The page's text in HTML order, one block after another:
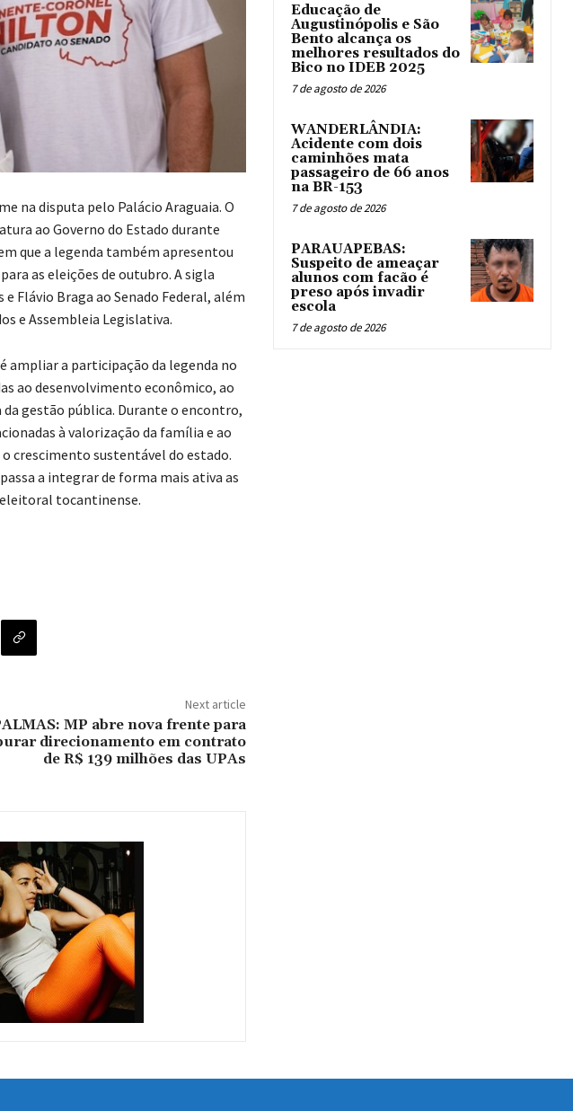
na disputa pelo Palácio Araguaia. O
ao Governo do Estado durante
que a legenda também apresentou
as eleições de outubro. A sigla
Flávio Braga ao Senado Federal, além
e Assembleia Legislativa.
ampliar a participação da legenda no
ao desenvolvimento econômico, ao
gestão pública. Durante o encontro,
à valorização da família e ao
crescimento sustentável do estado.
a integrar de forma mais ativa as
tocantinense.
Next article
MP abre nova frente para
direcionamento em contrato
de R$ 139 milhões das UPAs
Educação de
Augustinópolis e São
Bento alcança os
melhores resultados do
Bico no IDEB 2025
7 de agosto de 2026
WANDERLÂNDIA:
Acidente com dois
caminhões mata
passageiro de 66 anos
na BR-153
7 de agosto de 2026
PARAUAPEBAS:
Suspeito de ameaçar
alunos com facão é
preso após invadir
escola
7 de agosto de 2026